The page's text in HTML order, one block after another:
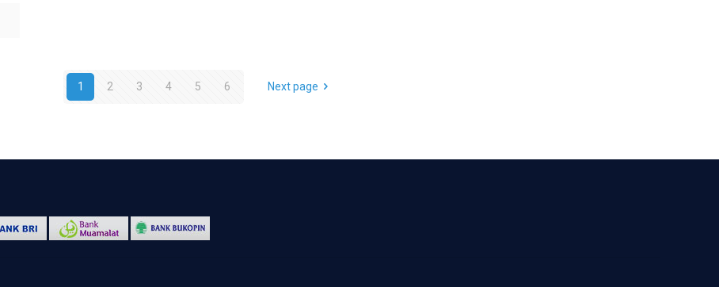
1 2 3 4 5 6 Next page